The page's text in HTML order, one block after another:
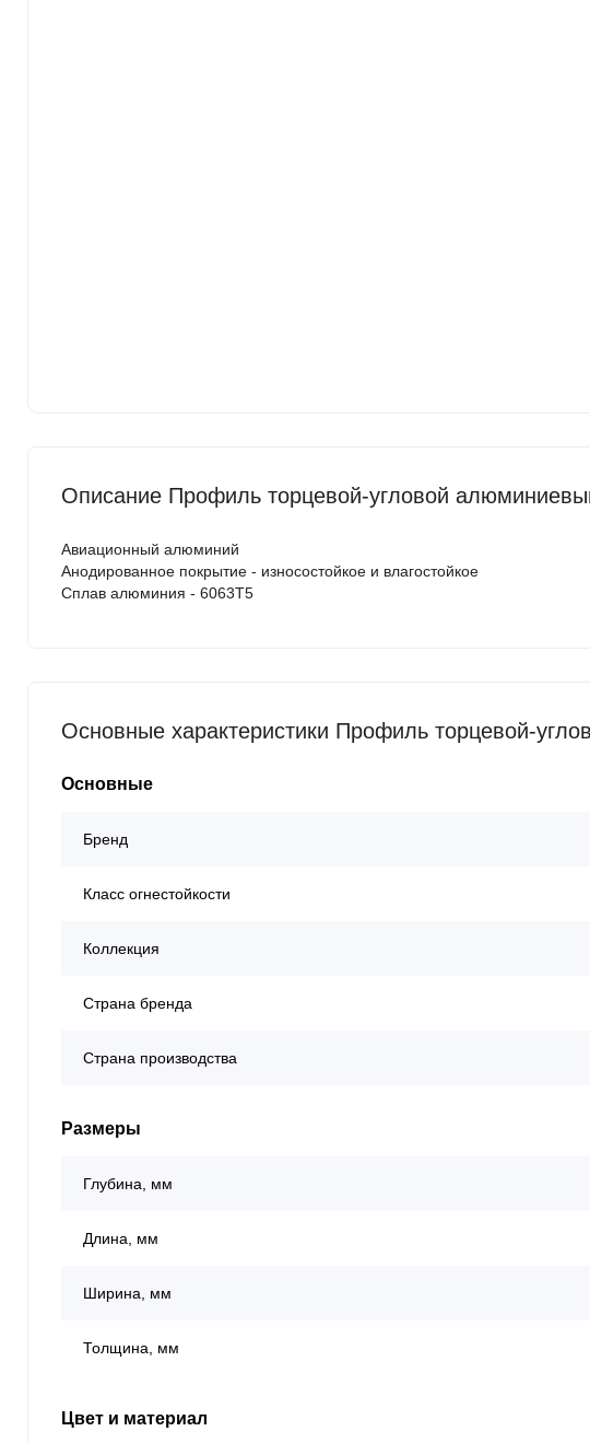
Описание Профиль торцевой-угловой
Авиационный алюминий
Анодированное покрытие - износостойкое и влагостойкое
Сплав алюминия - 6063Т5
Основные характеристики Профиль торцевой-
Основные
Бренд
Класс огнестойкости
Коллекция
Страна бренда
Страна производства
Размеры
Глубина, мм
Длина, мм
Ширина, мм
Толщина, мм
Цвет и материал